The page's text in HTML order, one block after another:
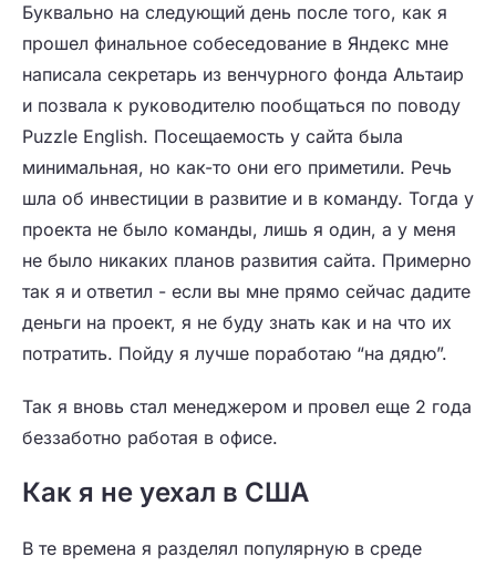
Буквально на следующий день после того, как я
прошел финальное собеседование в Яндекс мне
написала секретарь из венчурного фонда Альтаир
и позвала к руководителю пообщаться по поводу
Puzzle English. Посещаемость у сайта была
минимальная, но как-то они его приметили. Речь
шла об инвестиции в развитие и в команду. Тогда у
проекта не было команды, лишь я один, а у меня
не было никаких планов развития сайта. Примерно
так я и ответил - если вы мне прямо сейчас дадите
деньги на проект, я не буду знать как и на что их
потратить. Пойду я лучше поработаю “на дядю”.
Так я вновь стал менеджером и провел еще 2 года
беззаботно работая в офисе.
Как я не уехал в США
В те времена я разделял популярную в среде